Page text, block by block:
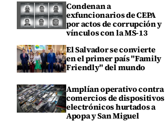
Condenan a
exfuncionarios de CEPA
por actos de corrupción y
vínculos con la MS-13
El Salvador se convierte
en el primer país "Family
Friendly" del mundo
Amplían operativo contra
comercios de dispositivos
electrónicos hurtados a
Apopa y San Miguel